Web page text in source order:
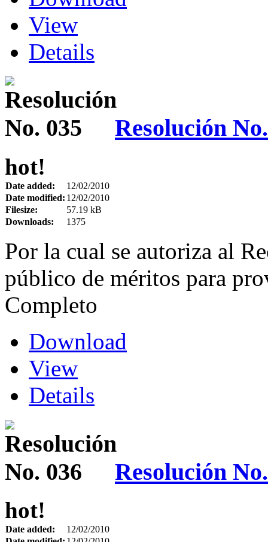
View
Details
Resolución
hot!
Date added:
12/02/2010
Date modified: 12/02/2010
Filesize:
57.19 kB
Downloads:
1375
Por la cual se autoriza al
público de méritos para
Completo
Download
View
Details
Resolución
hot!
Date added:
12/02/2010